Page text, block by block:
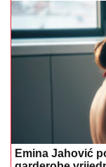
Emina Jahović